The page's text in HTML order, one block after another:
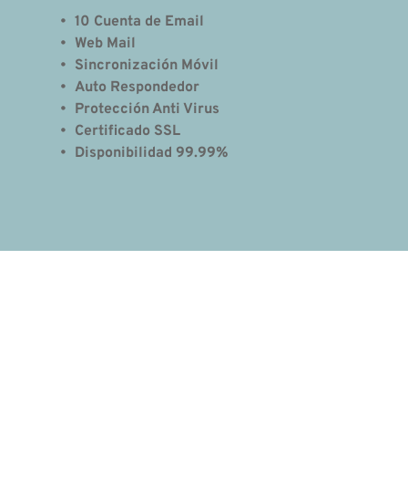
10 Cuenta de Email
Web Mail
Sincronización Móvil
Auto Respondedor
Protección Anti Virus
Certificado SSL
Disponibilidad 99.99%